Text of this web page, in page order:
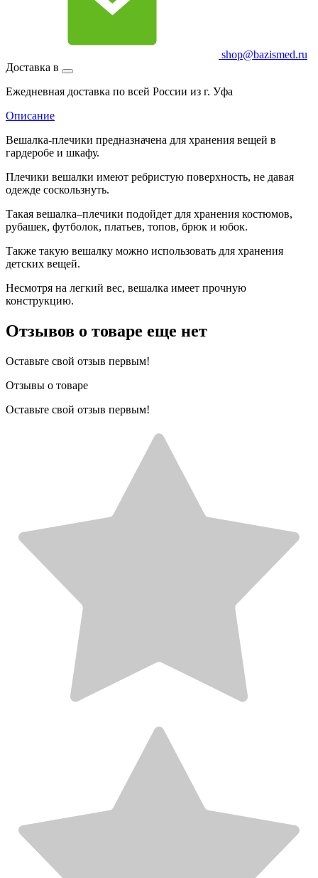
shop@bazismed.ru
Доставка в
Ежедневная доставка по всей России из г. Уфа
Описание
Вешалка-плечики предназначена для хранения вещей в
гардеробе и шкафу.
Плечики вешалки имеют ребристую поверхность, не давая
одежде соскользнуть.
Такая вешалка–плечики подойдет для хранения костюмов,
рубашек, футболок, платьев, топов, брюк и юбок.
Также такую вешалку можно использовать для хранения
детских вещей.
Несмотря на легкий вес, вешалка имеет прочную
конструкцию.
Отзывов о товаре еще нет
Оставьте свой отзыв первым!
Отзывы о товаре
Оставьте свой отзыв первым!